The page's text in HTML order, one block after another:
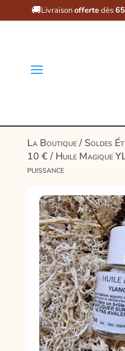
🚚Livraisonoffertedès
a
La Boutique/ Soldes
10 €/ Huile Magique
puissance